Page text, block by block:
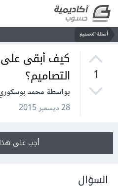
أسئلة التصميم
1
كيف أبقى على
التصاميم؟
بواسطة محمد بوسكوري
28 ديسمبر 2015
أجب على
السؤال